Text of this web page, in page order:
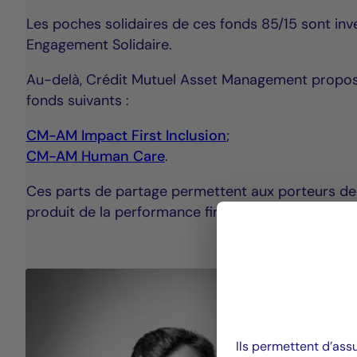
Les poches solidaires de ces fonds 85/15 sont
Engagement Solidaire.
Au-delà, Crédit Mutuel Asset Management
fonds suivants :
CM-AM Impact First Inclusion;
CM-AM Human Care.
Ces parts de partage permettent aux porteurs
produit de la performance financière.
Ils permettent